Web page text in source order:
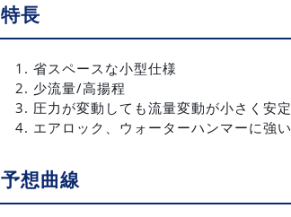
特長
省スペースな小型仕様
少流量/高揚程
圧力が変動しても流量変動が小さく安定
エアロック、ウォーターハンマーに強い
予想曲線